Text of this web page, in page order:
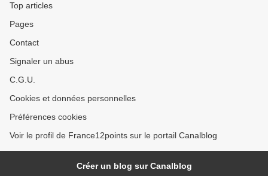
Top articles
Pages
Contact
Signaler un abus
C.G.U.
Cookies et données personnelles
Préférences cookies
Voir le profil de France12points sur le portail Canalblog
Créer un blog sur Canalblog